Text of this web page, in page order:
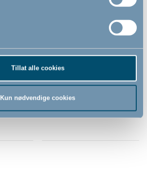
Tillat alle cookies
Kun nødvendige cookies
Dusty Rose skumgulv by
329,00